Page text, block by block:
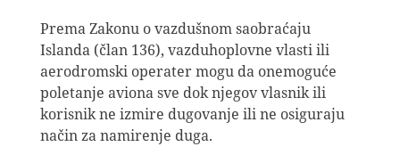
Prema Zakonu o vazdušnom saobraćaju
Islanda (član 136), vazduhoplovne vlasti ili
aerodromski operater mogu da onemoguće
poletanje aviona sve dok njegov vlasnik ili
korisnik ne izmire dugovanje ili ne osiguraju
način za namirenje duga.